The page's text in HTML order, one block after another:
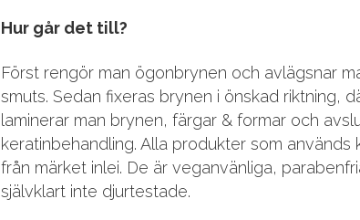
Hur går det till?
Först rengör man ögonbrynen och avlägsnar
smuts. Sedan fixeras brynen i önskad riktning,
laminerar man brynen, färgar & formar och
keratinbehandling. Alla produkter som används
från märket inlei. De är veganvänliga,
självklart inte djurtestade.